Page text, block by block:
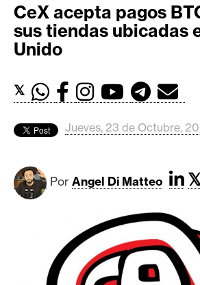
C
r
i
M
c
CeX acepta pagos
sus tiendas ubicadas
Unido
𝕏
Jueves, 23 de Octubre,
Por Angel Di Matteo